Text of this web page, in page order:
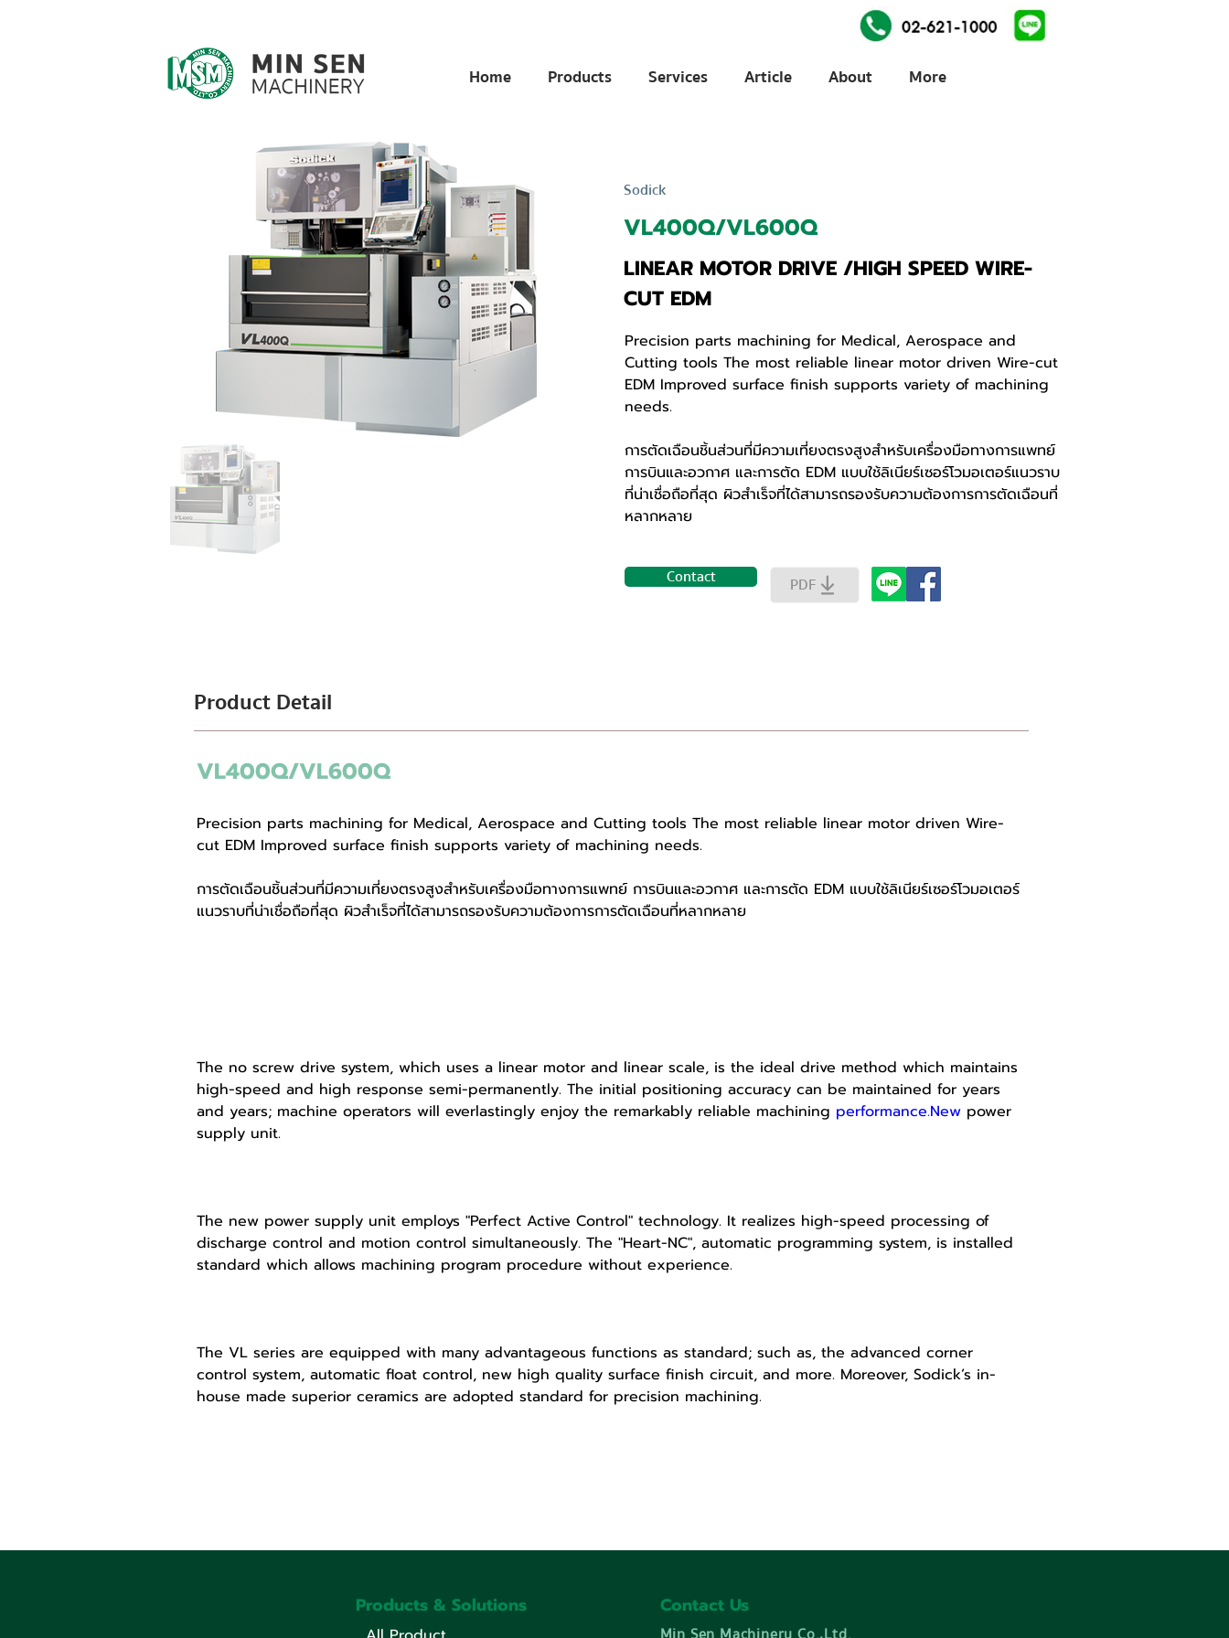
Home Products Services Article About More
Sodick
VL400Q/VL600Q
LINEAR MOTOR DRIVE /HIGH SPEED WIRE-
CUT EDM
Precision parts machining for Medical, Aerospace and
Cutting tools The most reliable linear motor driven Wire-cut
EDM Improved surface finish supports variety of machining
needs.
การตัดเฉือนชิ้นส่วนที่มีความเที่ยงตรงสูงสำหรับเครื่องมือทางการแพทย์
การบินและอวกาศ และการตัด EDM แบบใช้ลิเนียร์เซอร์โวมอเตอร์แนวราบ
ที่น่าเชื่อถือที่สุด ผิวสำเร็จที่ได้สามารถรองรับความต้องการการตัดเฉือนที่
หลากหลาย
Contact PDF
Product Detail
VL400Q/VL600Q
Precision parts machining for Medical, Aerospace and Cutting tools The most reliable linear motor driven Wire-
cut EDM Improved surface finish supports variety of machining needs.
การตัดเฉือนชิ้นส่วนที่มีความเที่ยงตรงสูงสำหรับเครื่องมือทางการแพทย์ การบินและอวกาศ และการตัด EDM แบบใช้ลิเนียร์เซอร์โวมอเตอร์
แนวราบที่น่าเชื่อถือที่สุด ผิวสำเร็จที่ได้สามารถรองรับความต้องการการตัดเฉือนที่หลากหลาย
The no screw drive system, which uses a linear motor and linear scale, is the ideal drive method which maintains
high-speed and high response semi-permanently. The initial positioning accuracy can be maintained for years
and years; machine operators will everlastingly enjoy the remarkably reliable machining performance.New power
supply unit.
The new power supply unit employs "Perfect Active Control" technology. It realizes high-speed processing of
discharge control and motion control simultaneously. The "Heart-NC", automatic programming system, is installed
standard which allows machining program procedure without experience.
The VL series are equipped with many advantageous functions as standard; such as, the advanced corner
control system, automatic float control, new high quality surface finish circuit, and more. Moreover, Sodick’s in-
house made superior ceramics are adopted standard for precision machining.
Products & Solutions Contact Us